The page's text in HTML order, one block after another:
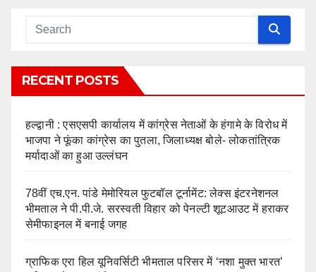
RECENT POSTS
हल्द्वानी : एसएसपी कार्यालय में कांग्रेस नेताओं के हंगामे के विरोध में
भाजपा ने फूंका कांग्रेस का पुतला, जिलाध्यक्ष बोले- लोकतांत्रिक
मर्यादाओं का हुआ उल्लंघन
78वीं एच.एन. पांडे मेमोरियल फुटबॉल टूर्नामेंट: लेक्स इंटरनेशनल
भीमताल ने पी.पी.जे. सरस्वती विहार को पेनल्टी शूटआउट में हराकर
सेमीफाइनल में बनाई जगह
ग्राफिक एरा हिल यूनिवर्सिटी भीमताल परिसर में ‘नशा मुक्त भारत’